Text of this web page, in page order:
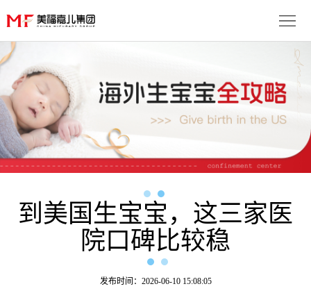
子
优
势
服
务
流
月
子
成
到美国生宝宝，这三家医
院口碑比较稳
发布时间：2026-06-10 15:08:05